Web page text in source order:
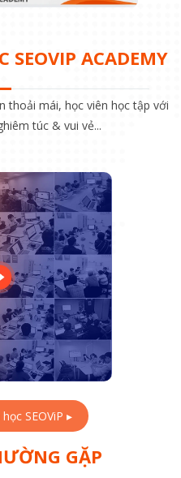
SEOVIP ACADEMY
thoải mái, học viên học tập với
túc & vui vẻ...
SEOViP ▸
GẶP